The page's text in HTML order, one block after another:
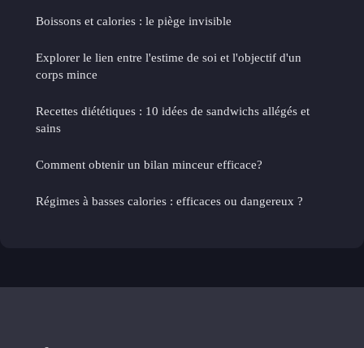
Boissons et calories : le piège invisible
Explorer le lien entre l'estime de soi et l'objectif d'un
corps mince
Recettes diététiques : 10 idées de sandwichs allégés et
sains
Comment obtenir un bilan minceur efficace?
Régimes à basses calories : efficaces ou dangereux ?